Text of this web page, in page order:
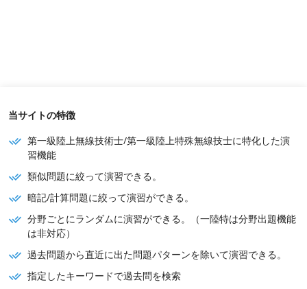
当サイトの特徴
第一級陸上無線技術士/第一級陸上特殊無線技士に特化した演
習機能
類似問題に絞って演習できる。
暗記/計算問題に絞って演習ができる。
分野ごとにランダムに演習ができる。（一陸特は分野出題機能
は非対応）
過去問題から直近に出た問題パターンを除いて演習できる。
指定したキーワードで過去問を検索